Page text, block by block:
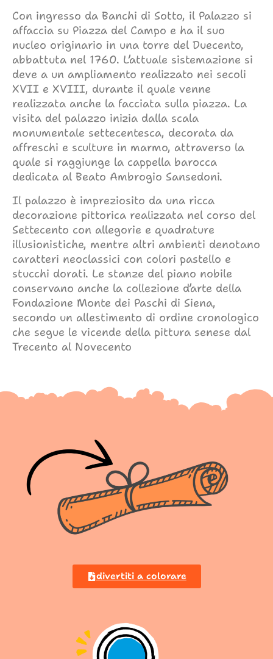
Con ingresso da Banchi di Sotto, il Palazzo si
affaccia su Piazza del Campo e ha il suo
nucleo originario in una torre del Duecento,
abbattuta nel 1760. L’attuale sistemazione si
deve a un ampliamento realizzato nei secoli
XVII e XVIII, durante il quale venne
realizzata anche la facciata sulla piazza. La
visita del palazzo inizia dalla scala
monumentale settecentesca, decorata da
affreschi e sculture in marmo, attraverso la
quale si raggiunge la cappella barocca
dedicata al Beato Ambrogio Sansedoni.
Il palazzo è impreziosito da una ricca
decorazione pittorica realizzata nel corso del
Settecento con allegorie e quadrature
illusionistiche, mentre altri ambienti denotano
caratteri neoclassici con colori pastello e
stucchi dorati. Le stanze del piano nobile
conservano anche la collezione d’arte della
Fondazione Monte dei Paschi di Siena,
secondo un allestimento di ordine cronologico
che segue le vicende della pittura senese dal
Trecento al Novecento
divertiti a colorare